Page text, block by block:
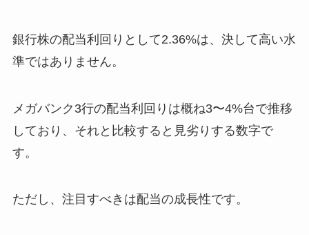
銀行株の配当利回りとして2.36%は、決して高い水
準ではありません。
メガバンク3行の配当利回りは概ね3〜4%台で推移
しており、それと比較すると見劣りする数字で
す。
ただし、注目すべきは配当の成長性です。